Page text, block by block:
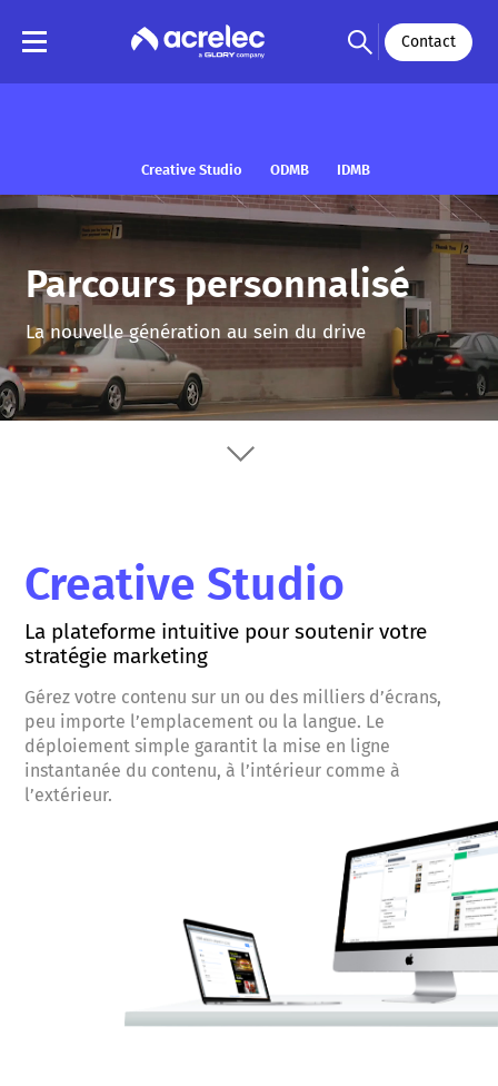
Contact
Creative Studio ODMB IDMB
Parcours personnalisé
La nouvelle génération au sein du drive
Creative Studio
La plateforme intuitive pour soutenir votre
stratégie marketing
Gérez votre contenu sur un ou des milliers d’écrans,
peu importe l’emplacement ou la langue​. Le
déploiement simple garantit la mise en ligne
instantanée du contenu, à l’intérieur comme à
l’extérieur​.